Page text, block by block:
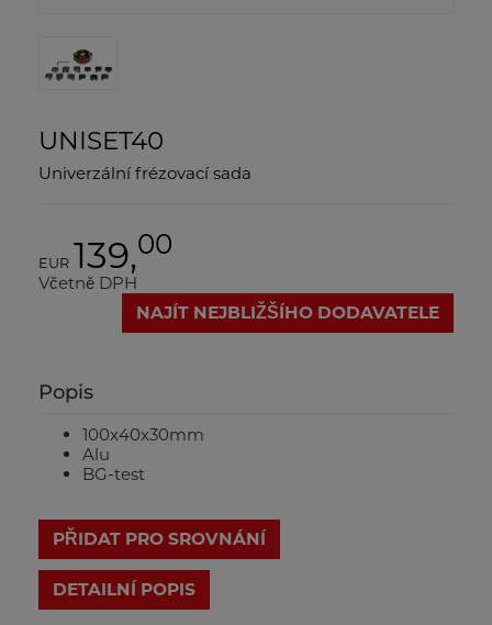
UNISET40
Univerzální frézovací sada
EUR 139,00
Včetně DPH
NAJÍT NEJBLIŽŠÍHO DODAVATELE
Popis
100x40x30mm
Alu
BG-test
PŘIDAT PRO SROVNÁNÍ
DETAILNÍ POPIS